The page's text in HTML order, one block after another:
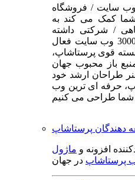
سایت / فروشگاه
کمک می کند به
/ شرکتی داشته
باشید. در حال حاضر بیش از 300000 وب سایت فعال
قوی پرستاشاپ،
باز محبوب جهان
طراحان ارشد خود
حرفه ای ترین وب
دهندگان پرستاشاپ
افزونه و ماژول
پرستاشاپ در جهان